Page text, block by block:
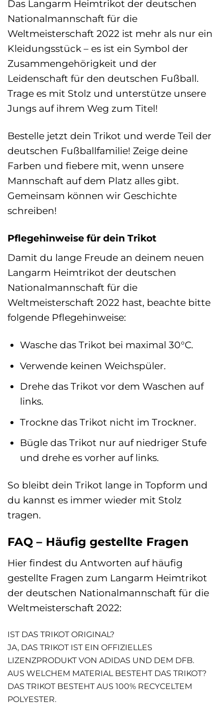
Das Langarm Heimtrikot der deutschen
Nationalmannschaft für die
Weltmeisterschaft 2022 ist mehr als nur ein
Kleidungsstück – es ist ein Symbol der
Zusammengehörigkeit und der
Leidenschaft für den deutschen Fußball.
Trage es mit Stolz und unterstütze unsere
Jungs auf ihrem Weg zum Titel!
Bestelle jetzt dein Trikot und werde Teil der
deutschen Fußballfamilie! Zeige deine
Farben und fiebere mit, wenn unsere
Mannschaft auf dem Platz alles gibt.
Gemeinsam können wir Geschichte
schreiben!
Pflegehinweise für dein Trikot
Damit du lange Freude an deinem neuen
Langarm Heimtrikot der deutschen
Nationalmannschaft für die
Weltmeisterschaft 2022 hast, beachte bitte
folgende Pflegehinweise:
Wasche das Trikot bei maximal 30°C.
Verwende keinen Weichspüler.
Drehe das Trikot vor dem Waschen auf
links.
Trockne das Trikot nicht im Trockner.
Bügle das Trikot nur auf niedriger Stufe
und drehe es vorher auf links.
So bleibt dein Trikot lange in Topform und
du kannst es immer wieder mit Stolz
tragen.
FAQ – Häufig gestellte Fragen
Hier findest du Antworten auf häufig
gestellte Fragen zum Langarm Heimtrikot
der deutschen Nationalmannschaft für die
Weltmeisterschaft 2022:
IST DAS TRIKOT ORIGINAL?
JA, DAS TRIKOT IST EIN OFFIZIELLES
LIZENZPRODUKT VON ADIDAS UND DEM DFB.
AUS WELCHEM MATERIAL BESTEHT DAS TRIKOT?
DAS TRIKOT BESTEHT AUS 100% RECYCELTEM
POLYESTER.